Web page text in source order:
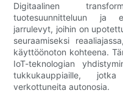
Digitaalinen
tuotesuunnitteluun ja
jarrulevyt, joihin on
seuraamiseksi
käyttöönoton kohteena.
IoT-teknologian
tukkukauppiaille,
verkottuneita autonosia.